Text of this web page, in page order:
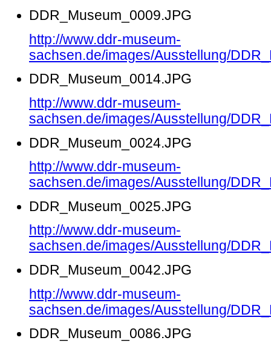
DDR_Museum_0009.JPG
http://www.ddr-museum-
sachsen.de/images/Ausstellung/
DDR_Museum_0014.JPG
http://www.ddr-museum-
sachsen.de/images/Ausstellung/
DDR_Museum_0024.JPG
http://www.ddr-museum-
sachsen.de/images/Ausstellung/
DDR_Museum_0025.JPG
http://www.ddr-museum-
sachsen.de/images/Ausstellung/
DDR_Museum_0042.JPG
http://www.ddr-museum-
sachsen.de/images/Ausstellung/
DDR_Museum_0086.JPG